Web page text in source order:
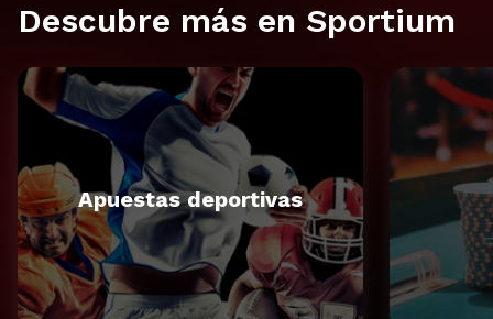
Descubre más en Sportium
Apuestas deportivas